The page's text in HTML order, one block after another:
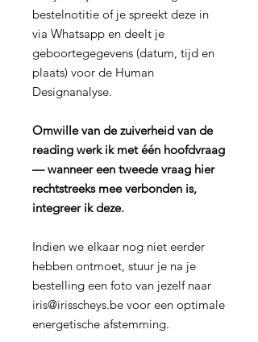
bestelnotitie of je spreekt deze in
via Whatsapp en deelt je
geboortegegevens (datum, tijd en
plaats) voor de Human
Designanalyse.
Omwille van de zuiverheid van de
reading werk ik metéén hoofdvraag
— wanneer een tweede vraag hier
rechtstreeks mee verbonden is,
integreer ik deze.
Indien we elkaar nog niet eerder
hebben ontmoet, stuur je na je
bestelling een foto van jezelf naar
iris@irisscheys.be voor een optimale
energetische afstemming.